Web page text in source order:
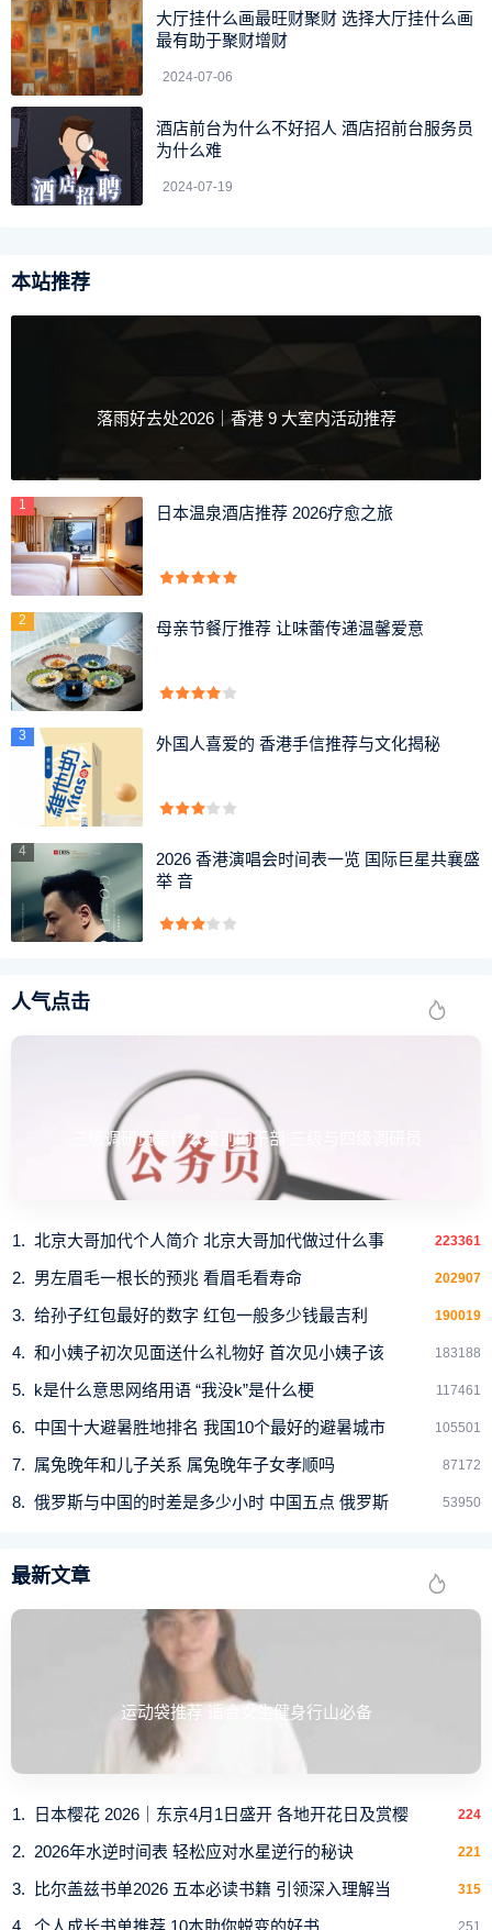
是一座山、海、港、城相依相拥的城市，素有“东海第一胜
境”之称。
宋太宗至道三年（998年），分天下为十五路，海州属淮
南路。宋神宗熙宁五年（1073年），分淮南路为淮南东、西
路，海州属淮南东路。
宋高宗建炎年间（1127年—1131年），海州为金侵占。宋
高宗绍兴三十一年（1162年），海州复归南宋。
宋孝宗隆兴年间（1163年—1165年），海州再割让金国。
宋宁宗嘉定十二年（1220年），海州再归南宋。
宋理宗景定二年（1262年），海州改为西海州。宋恭帝德
祐元年（1275年），西海州为元所占，复改为海州。
元世祖至元十五年（1279年），升为海州路总管府，领朐
山、沭阳、赣榆（怀仁县改）、东海县及录事司。后改为海
元世祖至元二十年（1284年），海宁府改为海宁州，录事
司与东海县均并入朐山县。海宁州改属淮安府路。
元世祖至元二十八年（1292年），设立河南江北等处行中
书省。海宁州属河南江北行中书省淮东道宣慰司江北淮东道
肃政廉访司淮安路。
元顺帝至正二十七年（1367年），海宁州归吴，属江南行
县、灌云县、灌南县。同年，废江南行中书省，海州属中书
省淮安府。
明太祖洪武十三年（1381年），废行中书省，淮安府归六
部直辖。明思宗崇祯十七年（1644年），海州为满清侵占。
康熙六年（1667年），江南省分出江苏省，海州属江苏省淮
安府。
清雍正二年（1724年），海州升为直隶州，统州治及赣
榆、沭阳二县，脱离淮安府管辖，相当于今连云港区、赣榆
县、东海县、沭阳县、灌云县、灌南县、响水县。
民国元年（1912年），改海州直隶州为东海县。县治设于
东海县初属江苏省徐海道，后属江苏省第十三、第八行政
大厅挂什么画最旺财聚财 选择大厅挂什么画
最有助于聚财增财
2024-07-06
酒店前台为什么不好招人 酒店招前台服务员
为什么难
2024-07-19
本站推荐
落雨好去处2026｜香港 9 大室内活动推荐
1 日本温泉酒店推荐 2026疗愈之旅
2 母亲节餐厅推荐 让味蕾传递温馨爱意
3 外国人喜爱的 香港手信推荐与文化揭秘
4
2026 香港演唱会时间表一览 国际巨星共襄盛
举 音
人气点击
三级调研员是什么级别的干部 三级与四级调研员
北京大哥加代个人简介 北京大哥加代做过什么事 223361
男左眉毛一根长的预兆 看眉毛看寿命 202907
给孙子红包最好的数字 红包一般多少钱最吉利 190019
和小姨子初次见面送什么礼物好 首次见小姨子该 183188
k是什么意思网络用语 “我没k”是什么梗 117461
中国十大避暑胜地排名 我国10个最好的避暑城市 105501
属兔晚年和儿子关系 属兔晚年子女孝顺吗 87172
俄罗斯与中国的时差是多少小时 中国五点 俄罗斯 53950
最新文章
运动袋推荐 适合女生健身行山必备
日本樱花 2026｜东京4月1日盛开 各地开花日及赏樱 224
2026年水逆时间表 轻松应对水星逆行的秘诀 221
比尔盖兹书单2026 五本必读书籍 引领深入理解当 315
个人成长书单推荐 10本助你蜕变的好书 251